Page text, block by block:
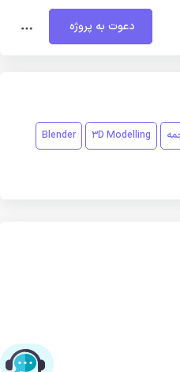
دعوت به پروژه
3D Modelling
Blender
چت با پشتیبانی پارس‌کدرز